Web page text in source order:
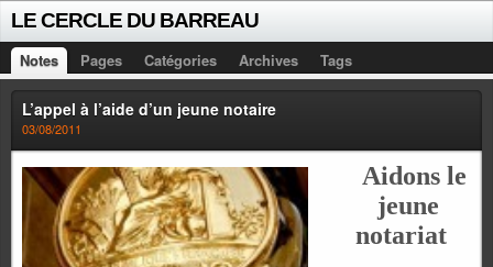
LE CERCLE DU BARREAU
Notes Pages Catégories Archives Tags
L’appel à l’aide d’un jeune notaire
03/08/2011
Aidons le
jeune
notariat